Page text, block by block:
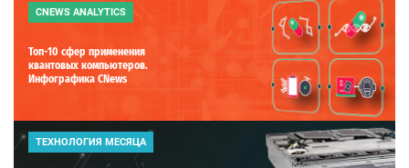
CNEWS ANALYTICS
Топ-10 сфер применения
квантовых компьютеров.
Инфографика CNews
ТЕХНОЛОГИЯ МЕСЯЦА